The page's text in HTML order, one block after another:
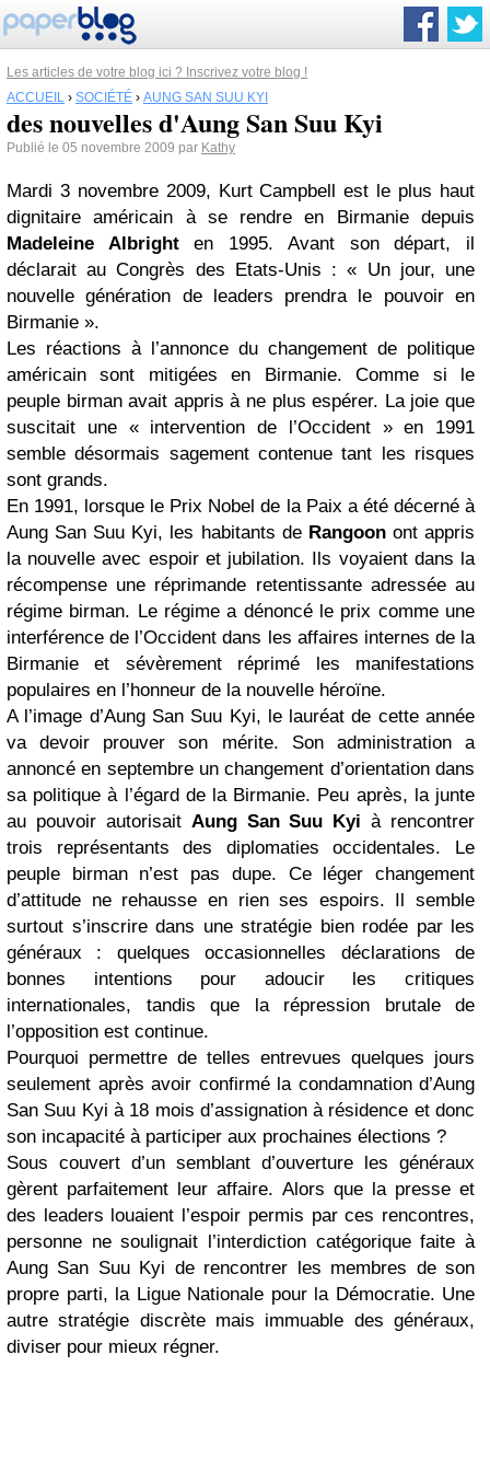
Les articles de votre blog ici ? Inscrivez votre blog !
ACCUEIL › SOCIÉTÉ › AUNG SAN SUU KYI
des nouvelles d'Aung San Suu Kyi
Publié le 05 novembre 2009 par Kathy
Mardi 3 novembre 2009, Kurt Campbell est le plus haut
dignitaire américain à se rendre en Birmanie depuis
Madeleine Albrighten 1995. Avant son départ, il
déclarait au Congrès des Etats-Unis : « Un jour, une
nouvelle génération de leaders prendra le pouvoir en
Birmanie ».
Les réactions à l’annonce du changement de politique
américain sont mitigées en Birmanie. Comme si le
peuple birman avait appris à ne plus espérer. La joie que
suscitait une « intervention de l’Occident » en 1991
semble désormais sagement contenue tant les risques
sont grands.
En 1991, lorsque le Prix Nobel de la Paix a été décerné à
Aung San Suu Kyi, les habitants de Rangoonont appris
la nouvelle avec espoir et jubilation. Ils voyaient dans la
récompense une réprimande retentissante adressée au
régime birman. Le régime a dénoncé le prix comme une
interférence de l’Occident dans les affaires internes de la
Birmanie et sévèrement réprimé les manifestations
populaires en l’honneur de la nouvelle héroïne.
A l’image d’Aung San Suu Kyi, le lauréat de cette année
va devoir prouver son mérite. Son administration a
annoncé en septembre un changement d’orientation dans
sa politique à l’égard de la Birmanie. Peu après, la junte
au pouvoir autorisait Aung San Suu Kyi à rencontrer
trois représentants des diplomaties occidentales. Le
peuple birman n’est pas dupe. Ce léger changement
d’attitude ne rehausse en rien ses espoirs. Il semble
surtout s’inscrire dans une stratégie bien rodée par les
généraux : quelques occasionnelles déclarations de
bonnes intentions pour adoucir les critiques
internationales, tandis que la répression brutale de
l’opposition est continue.
Pourquoi permettre de telles entrevues quelques jours
seulement après avoir confirmé la condamnation d’Aung
San Suu Kyi à 18 mois d’assignation à résidence et donc
son incapacité à participer aux prochaines élections ?
Sous couvert d’un semblant d’ouverture les généraux
gèrent parfaitement leur affaire. Alors que la presse et
des leaders louaient l’espoir permis par ces rencontres,
personne ne soulignait l’interdiction catégorique faite à
Aung San Suu Kyi de rencontrer les membres de son
propre parti, la Ligue Nationale pour la Démocratie. Une
autre stratégie discrète mais immuable des généraux,
diviser pour mieux régner.